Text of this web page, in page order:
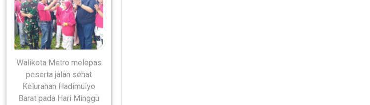
Walikota Metro melepas
peserta jalan sehat
Kelurahan Hadimulyo
Barat pada Hari Minggu